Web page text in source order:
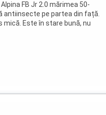
FB Jr 2.0 mărimea 50-
antiinsecte pe partea din față.
Este în stare bună, nu